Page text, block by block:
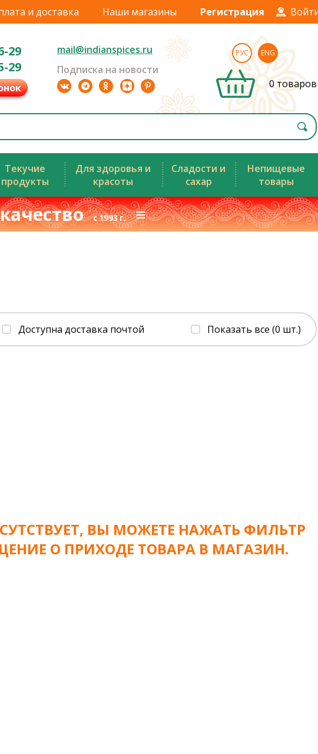
и доставка Наши магазины Регистрация
29
29
mail@indianspices.ru
Подписка на новости
РУС ENG
0 товаров
Текучие
продукты
Для здоровья и
красоты
Сладости и
сахар
Непищевые
товары
с 1993 г.≡
Доступна доставка почтой
Показать все (0 шт.)
ВЫ МОЖЕТЕ НАЖАТЬ ФИЛЬТР
О ПРИХОДЕ ТОВАРА В МАГАЗИН.